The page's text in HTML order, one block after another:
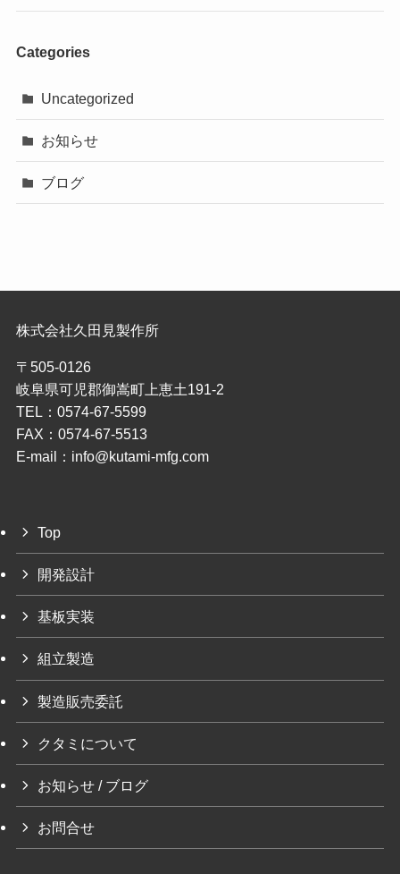
Categories
Uncategorized
お知らせ
ブログ
株式会社久田見製作所
〒505-0126
岐阜県可児郡御嵩町上恵土191-2
TEL：0574-67-5599
FAX：0574-67-5513
E-mail：info@kutami-mfg.com
Top
開発設計
基板実装
組立製造
製造販売委託
クタミについて
お知らせ / ブログ
お問合せ